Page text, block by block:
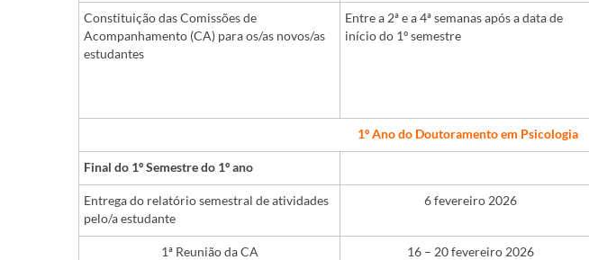
Constituição das Comissões de
Acompanhamento (CA) para os/as novos/as
estudantes
Entre a 2ª e a 4ª semanas após a data de
início do 1º semestre
1º Ano do Doutoramento em Psicologia​ ​
Final do 1º Semestre do 1º ano
Entrega do relatório semestral de atividades
pelo/a estudante
6 fevereiro 2026
1ª Reunião da CA 16 – 20 fevereiro 2026